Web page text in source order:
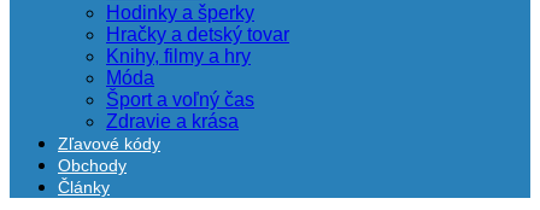
Hodinky a šperky
Hračky a detský tovar
Knihy, filmy a hry
Móda
Šport a voľný čas
Zdravie a krása
Zľavové kódy
Obchody
Články